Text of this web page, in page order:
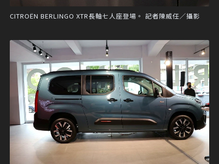
CITROËN BERLINGO XTR長軸七人座登場。 記者陳威任／攝影